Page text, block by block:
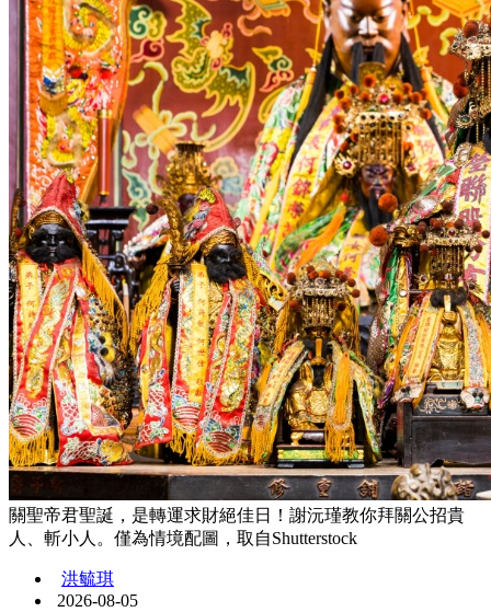
關聖帝君聖誕，是轉運求財絕佳日！謝沅瑾教你拜關公招貴
人、斬小人。僅為情境配圖，取自Shutterstock
洪毓琪
2026-08-05